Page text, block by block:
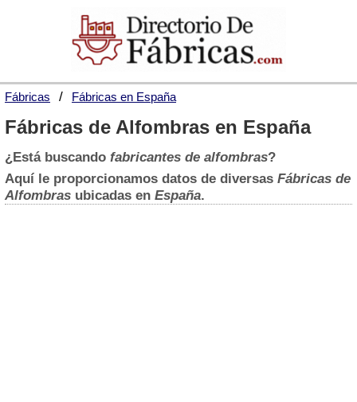
Fábricas Fábricas en España
Fábricas de Alfombras en España
¿Está buscando fabricantes de alfombras?
Aquí le proporcionamos datos de diversas Fábricas de
Alfombras ubicadas en España.